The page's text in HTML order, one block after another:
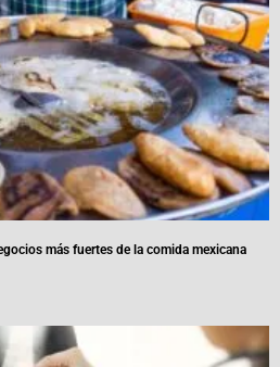
más fuertes de la comida mexicana